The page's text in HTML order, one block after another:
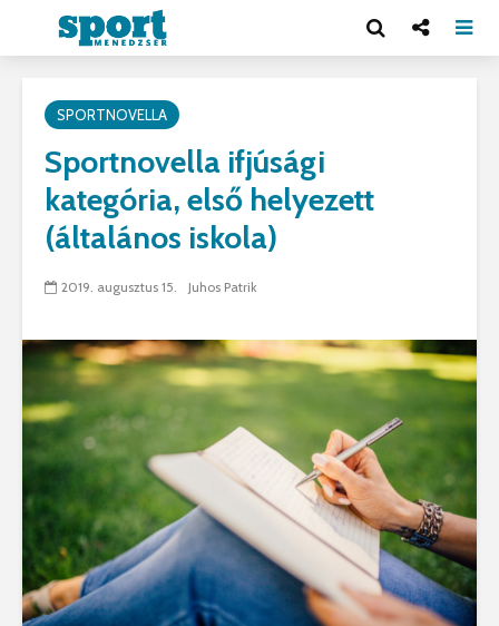
SPORTNOVELLA
Sportnovella ifjúsági
kategória, első helyezett
(általános iskola)
2019. augusztus 15. Juhos Patrik